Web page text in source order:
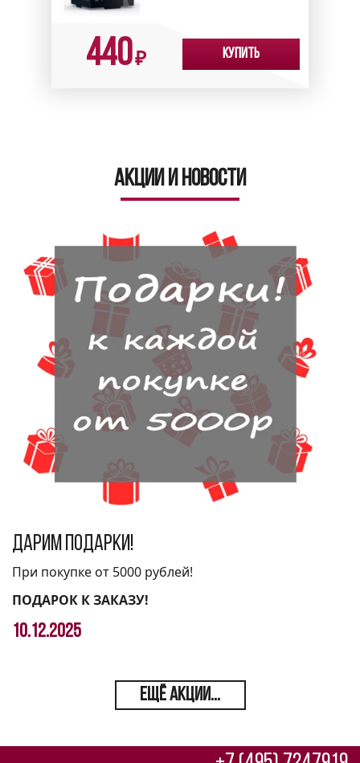
440₽ Купить
Акции и новости
Дарим подарки!
При покупке от 5000 рублей!
ПОДАРОК К ЗАКАЗУ!
10.12.2025
ЕЩЁ АКЦИИ...